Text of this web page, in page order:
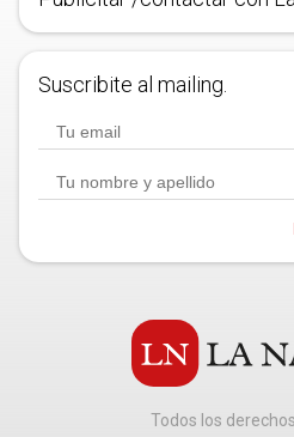
Suscribite al mailing.
Todos los